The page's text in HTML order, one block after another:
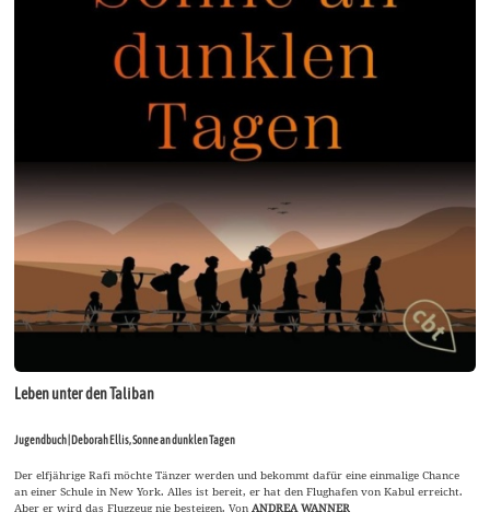
Leben unter den Taliban
Jugendbuch | Deborah Ellis, Sonne an dunklen Tagen
Der elfjährige Rafi möchte Tänzer werden und bekommt dafür eine einmalige Chance
an einer Schule in New York. Alles ist bereit, er hat den Flughafen von Kabul erreicht.
Aber er wird das Flugzeug nie besteigen. VonANDREA WANNER